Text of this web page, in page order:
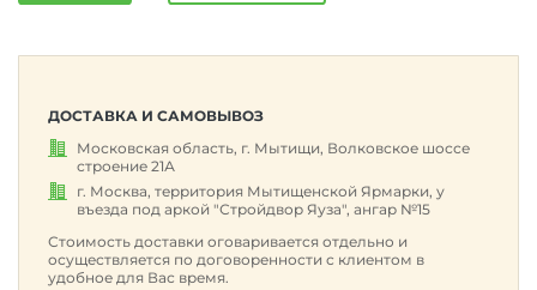
ДОСТАВКА И САМОВЫВОЗ
Московская область, г. Мытищи, Волковское шоссе
строение 21А
г. Москва, территория Мытищенской Ярмарки, у
въезда под аркой "Стройдвор Яуза", ангар №15
Стоимость доставки оговаривается отдельно и
осуществляется по договоренности с клиентом в
удобное для Вас время.